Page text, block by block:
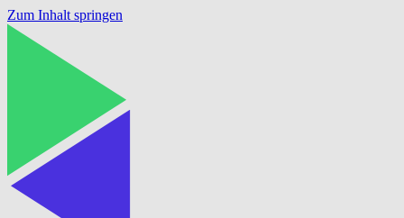
Zum Inhalt springen